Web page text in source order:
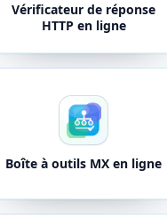
Vérificateur de réponse
HTTP en ligne
Boîte à outils MX en ligne